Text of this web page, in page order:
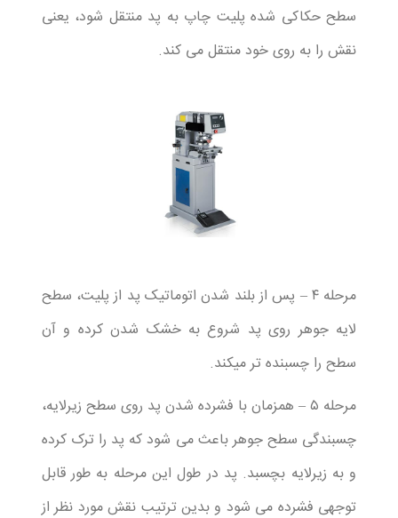
سطح حکاکی شده پلیت چاپ به پد منتقل شود، یعنی
نقش را به روی خود منتقل می کند.
مرحله ۴ – پس از بلند شدن اتوماتیک پد از پلیت، سطح
لایه جوهر روی پد شروع به خشک شدن کرده و آن
سطح را چسبنده تر میکند.
مرحله ۵ – همزمان با فشرده شدن پد روی سطح زیرلایه،
چسبندگی سطح جوهر باعث می شود که پد را ترک کرده
و به زیرلایه بچسبد. پد در طول این مرحله به طور قابل
توجهی فشرده می شود و بدین ترتیب نقش مورد نظر از